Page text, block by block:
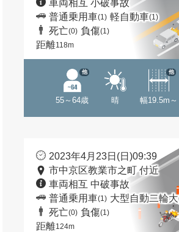
車両相互 小破事故
普通乗用車(1) 軽自動車(1)
死亡(0) 負傷(1)
距離118m
55～64歳
他
晴 幅19.5m～
他
2023年4月23日(日)09:39
市中京区教業市之町 付近
車両相互 中破事故
普通乗用車(1) 大型自動二輪大
死亡(0) 負傷(1)
距離124m